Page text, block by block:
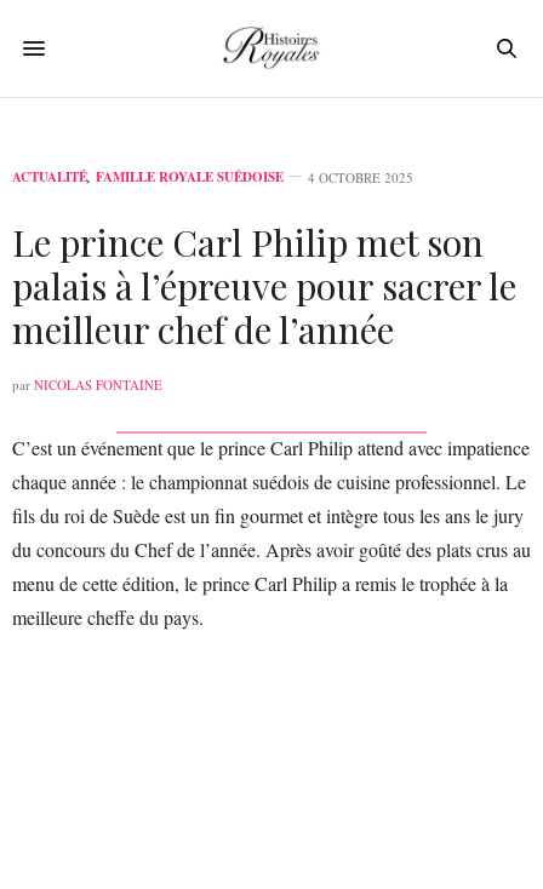
ACTUALITÉ, FAMILLE ROYALE SUÉDOISE 4 OCTOBRE 2025
Le prince Carl Philip met son
palais à l’épreuve pour sacrer le
meilleur chef de l’année
par NICOLAS FONTAINE
C’est un événement que le prince Carl Philip attend avec impatience
chaque année : le championnat suédois de cuisine professionnel. Le
fils du roi de Suède est un fin gourmet et intègre tous les ans le jury
du concours du Chef de l’année. Après avoir goûté des plats crus au
menu de cette édition, le prince Carl Philip a remis le trophée à la
meilleure cheffe du pays.